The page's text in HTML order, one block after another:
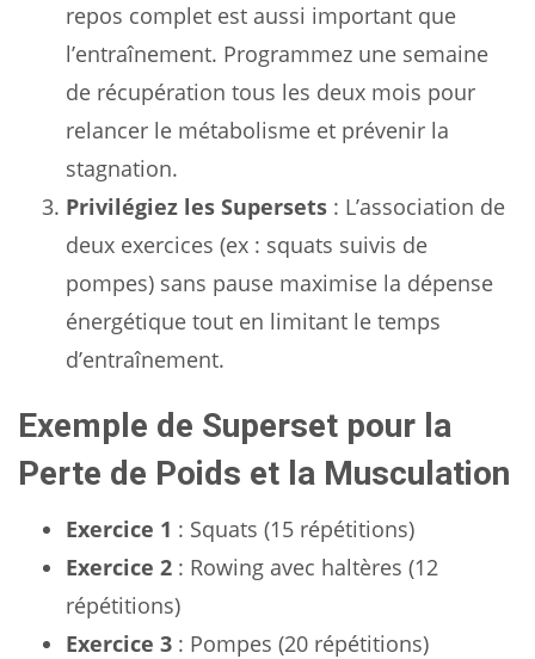
repos complet est aussi important que
l’entraînement. Programmez une semaine
de récupération tous les deux mois pour
relancer le métabolisme et prévenir la
stagnation.
Privilégiez les Supersets : L’association de
deux exercices (ex : squats suivis de
pompes) sans pause maximise la dépense
énergétique tout en limitant le temps
d’entraînement.
Exemple de Superset pour la
Perte de Poids et la Musculation
Exercice 1 : Squats (15 répétitions)
Exercice 2 : Rowing avec haltères (12
répétitions)
Exercice 3 : Pompes (20 répétitions)